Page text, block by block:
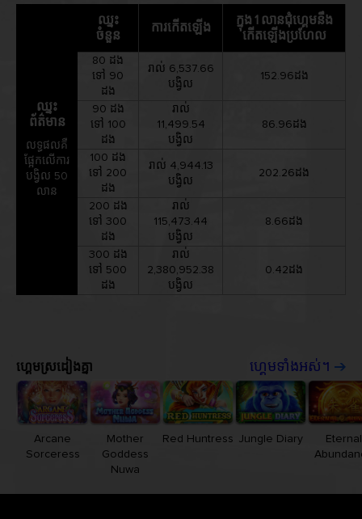
ឈ្នះ
ព័ត៌មាន
លទ្ធផលគឺ
ផ្អែកលើការ
បង្វិល 50
លាន
ឈ្នះ
ចំនួន
80 ដង
ទៅ 90
ដង
90 ដង
ទៅ 100
ដង
100 ដង
ទៅ 200
ដង
200 ដង
ទៅ 300
ដង
300 ដង
ទៅ 500
ដង
ការកើតឡើង
រាល់ 6,537.66
បង្វិល
រាល់
11,499.54
បង្វិល
រាល់ 4,944.13
បង្វិល
រាល់
115,473.44
បង្វិល
រាល់
2,380,952.38
បង្វិល
ក្នុង 1 លានជុំហ្គេមនឹង
កើតឡើងប្រហែល
152.96ដង
86.96ដង
202.26ដង
8.66ដង
0.42ដង
ហ្គេមស្រដៀងគ្នា ហ្គេមទាំងអស់។
Arcane
Sorceress
Mother
Goddess
Nuwa
Red Huntress Jungle Diary
Eternal